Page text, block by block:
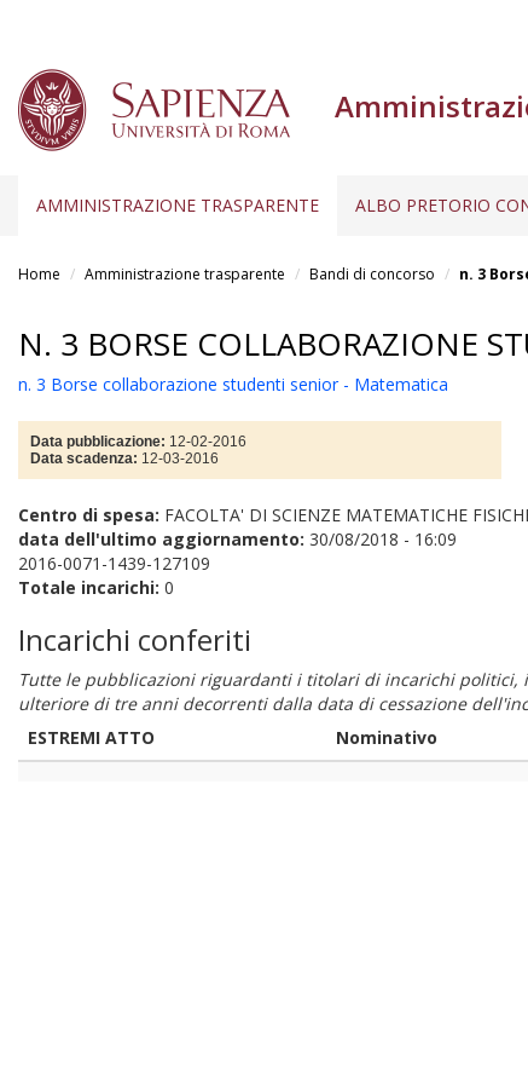
AMMINISTRAZIONE TRASPARENTE ALBO PRETORIO
Home Amministrazione trasparente Bandi di concorso n. 3
N. 3 BORSE COLLABORAZIONE
n. 3 Borse collaborazione studenti senior - Matematica
Data pubblicazione: 12-02-2016
Data scadenza: 12-03-2016
Centro di spesa: FACOLTA' DI SCIENZE MATEMATICHE
data dell'ultimo aggiornamento: 30/08/2018 - 16:09
2016-0071-1439-127109
Totale incarichi: 0
Incarichi conferiti
Tutte le pubblicazioni riguardanti i titolari di incarichi
ulteriore di tre anni decorrenti dalla data di cessazione
ESTREMI ATTO
Nominativo